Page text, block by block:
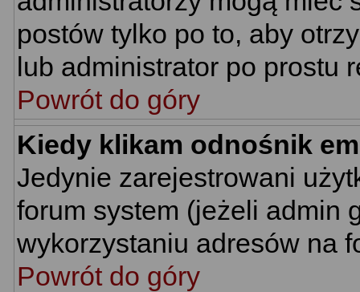
postów tylko po to, aby
lub administrator po prostu
Powrót do góry
Kiedy klikam odnośnik
Jedynie zarejestrowani
forum system (jeżeli admin
wykorzystaniu adresów na
Powrót do góry